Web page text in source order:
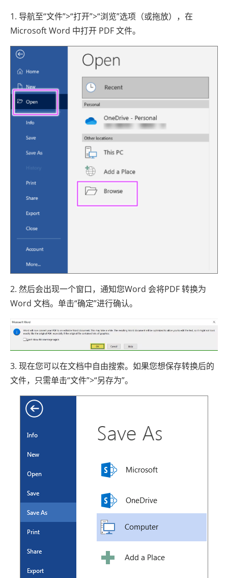
1. 导航至“文件”>“打开”>“浏览”选项（或拖放），在
Microsoft Word 中打开 PDF 文件。
2. 然后会出现一个窗口，通知您Word 会将PDF 转换为
Word 文档。单击“确定”进行确认。
3. 现在您可以在文档中自由搜索。如果您想保存转换后的
文件，只需单击“文件”>“另存为”。